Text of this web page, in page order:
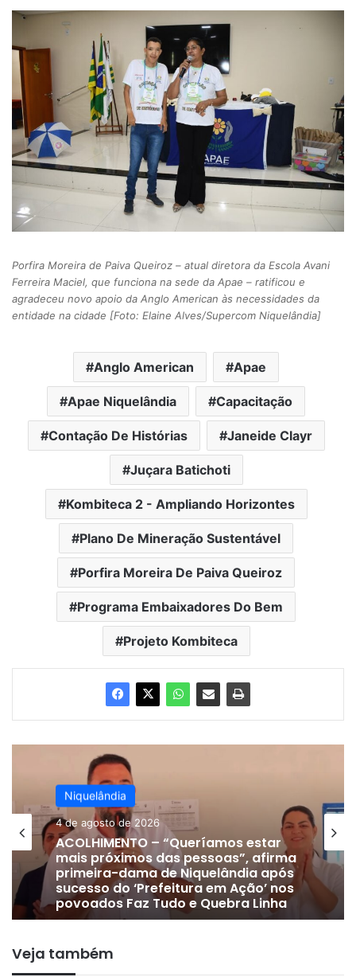
Porfira Moreira de Paiva Queiroz – atual diretora da Escola Avani
Ferreira Maciel, que funciona na sede da Apae – ratificou e
agradeceu novo apoio da Anglo American às necessidades da
entidade na cidade [Foto: Elaine Alves/Supercom Niquelândia]
Anglo American Apae
Apae Niquelândia Capacitação
Contação De Histórias Janeide Clayr
Juçara Batichoti
Kombiteca 2 - Ampliando Horizontes
Plano De Mineração Sustentável
Porfira Moreira De Paiva Queiroz
Programa Embaixadores Do Bem
Projeto Kombiteca
Niquelândia
4 de agosto de 2026
ACOLHIMENTO – “Queríamos estar
Niquelândia
24 de julho de 2026
DE OLHO EM 2028 | Vice-prefeito
Gervam Freitas oficializa apoio a
Lissauer Vieira após rompimento
com prefeito em Niquelândia
Veja também